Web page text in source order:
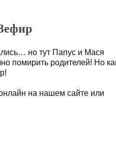
но тут Папус и Мася
помирить родителей! Но
на нашем сайте или